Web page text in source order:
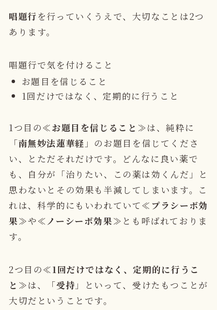
唱題行を行っていくうえで、大切なことは2つ
あります。
唱題行で気を付けること
お題目を信じること
1回だけではなく、定期的に行うこと
1つ目の≪お題目を信じること ≫は、 純粋に
「南無妙法蓮華経 」のお題目を信じてくださ
い、とただそれだけです。どんなに良い薬で
も、自分が「治りたい、この薬は効くんだ」と
思わないとその効果も半減してしまいます。こ
れは、科学的にもいわれていて≪ プラシーボ効
果≫や≪ ノーシーボ効果≫とも呼ばれておりま
す。
2つ目の≪1回だけではなく、定期的に行うこ
と ≫は、「受持 」といって、 受けたもつことが
大切だ ということです。